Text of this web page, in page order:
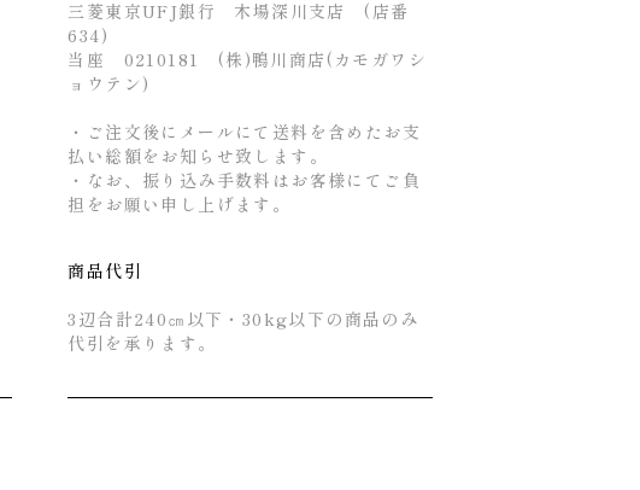
三菱東京UFJ銀行 木場深川支店 (店番
634)
当座 0210181 (株)鴨川商店(カモガワシ
ョウテン)
・ご注文後にメールにて送料を含めたお支
払い総額をお知らせ致します。
・なお、振り込み手数料はお客様にてご負
担をお願い申し上げます。
商品代引
3辺合計240㎝以下・30kg以下の商品のみ
代引を承ります。